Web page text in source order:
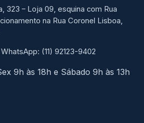
323 – Loja 09, esquina com Rua
na Rua Coronel Lisboa,
(11) 92123-9402
9h às 18h e Sábado 9h às 13h